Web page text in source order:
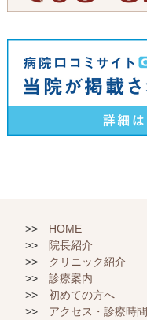
HOME
院長紹介
クリニック紹介
診療案内
初めての方へ
アクセス・診療時間